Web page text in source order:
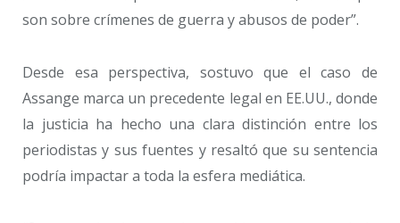
son sobre crímenes de guerra y abusos de poder”.
Desde esa perspectiva, sostuvo que el caso de
Assange marca un precedente legal en EE.UU., donde
la justicia ha hecho una clara distinción entre los
periodistas y sus fuentes y resaltó que su sentencia
podría impactar a toda la esfera mediática.